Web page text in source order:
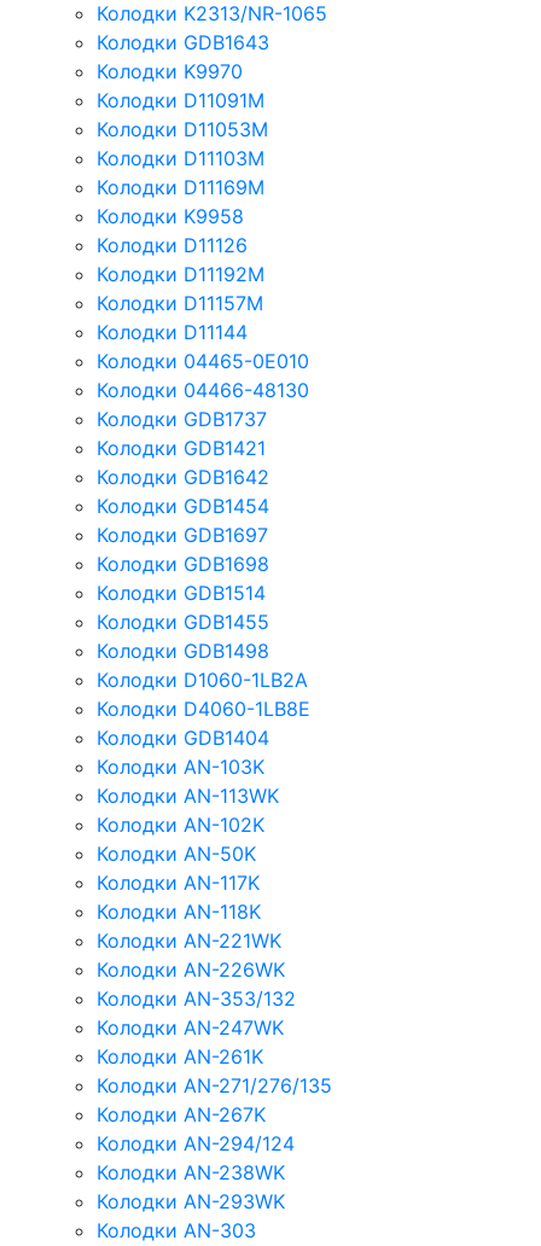
Колодки K2313/NR-1065
Колодки GDB1643
Колодки K9970
Колодки D11091M
Колодки D11053M
Колодки D11103M
Колодки D11169M
Колодки K9958
Колодки D11126
Колодки D11192M
Колодки D11157M
Колодки D11144
Колодки 04465-0E010
Колодки 04466-48130
Колодки GDB1737
Колодки GDB1421
Колодки GDB1642
Колодки GDB1454
Колодки GDB1697
Колодки GDB1698
Колодки GDB1514
Колодки GDB1455
Колодки GDB1498
Колодки D1060-1LB2A
Колодки D4060-1LB8E
Колодки GDB1404
Колодки AN-103K
Колодки AN-113WK
Колодки AN-102K
Колодки AN-50K
Колодки AN-117K
Колодки AN-118K
Колодки AN-221WK
Колодки AN-226WK
Колодки AN-353/132
Колодки AN-247WK
Колодки AN-261K
Колодки AN-271/276/135
Колодки AN-267K
Колодки AN-294/124
Колодки AN-238WK
Колодки AN-293WK
Колодки AN-303